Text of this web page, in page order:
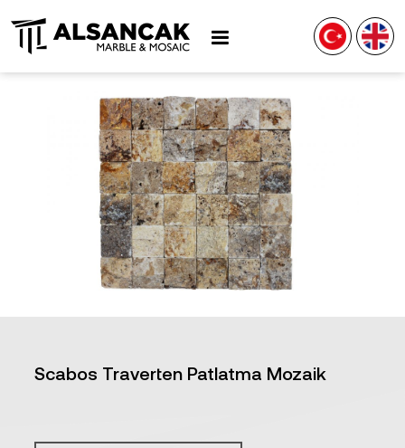
Scabos Traverten Patlatma Mozaik